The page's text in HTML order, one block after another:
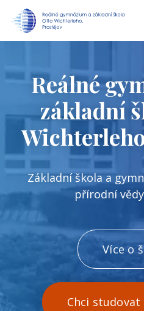
Reálné
základní
Základní škola a
přírodní
Více o
Chci studovat